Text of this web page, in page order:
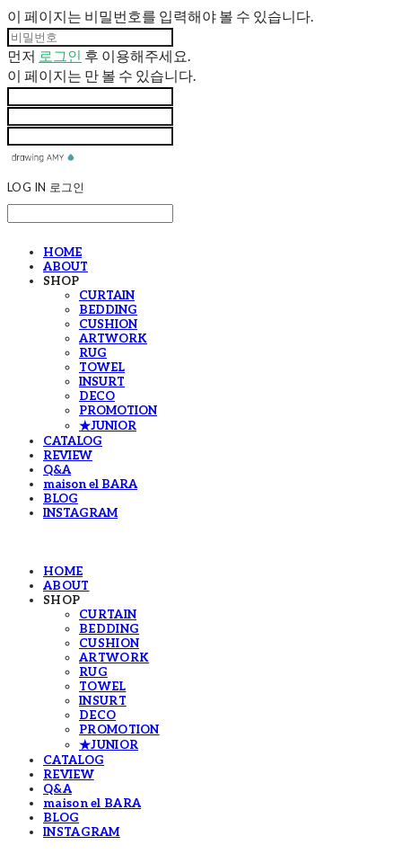
이 페이지는 비밀번호를 입력해야 볼 수 있습니다.
먼저 로그인 후 이용해주세요.
이 페이지는 만 볼 수 있습니다.
LOG IN 로그인
HOME
ABOUT
SHOP
CURTAIN
BEDDING
CUSHION
ARTWORK
RUG
TOWEL
INSURT
DECO
PROMOTION
★JUNIOR
CATALOG
REVIEW
Q&A
maison el BARA
BLOG
INSTAGRAM
HOME
ABOUT
SHOP
CURTAIN
BEDDING
CUSHION
ARTWORK
RUG
TOWEL
INSURT
DECO
PROMOTION
★JUNIOR
CATALOG
REVIEW
Q&A
maison el BARA
BLOG
INSTAGRAM